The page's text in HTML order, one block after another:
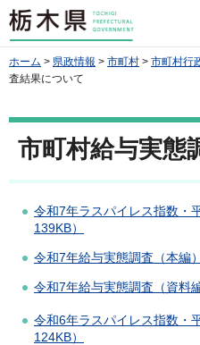
栃木県
ホーム > 県政情報 > 市町村 > 市町村行
査結果について
市町村給与実態
令和7年ラスパイレス指数・
139KB）
令和7年給与実態調査（本編
令和7年給与実態調査（資料
令和6年ラスパイレス指数・
124KB）